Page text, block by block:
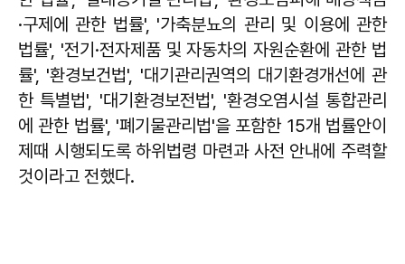
·구제에 관한 법률', '가축분뇨의 관리 및 이용에 관한
법률', '전기·전자제품 및 자동차의 자원순환에 관한 법
률', '환경보건법', '대기관리권역의 대기환경개선에 관
한 특별법', '대기환경보전법', '환경오염시설 통합관리
에 관한 법률', '폐기물관리법'을 포함한 15개 법률안이
제때 시행되도록 하위법령 마련과 사전 안내에 주력할
것이라고 전했다.